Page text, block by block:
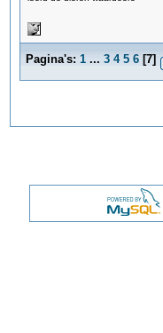
Pagina's: 1 ... 3 4 5 6[7]